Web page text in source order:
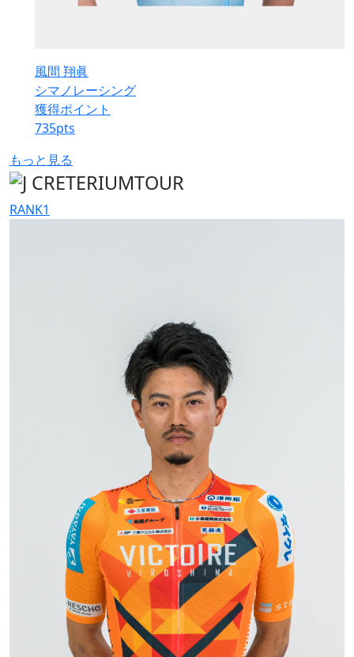
風間 翔眞
シマノレーシング
獲得ポイント
735pts
もっと見る
RANK1